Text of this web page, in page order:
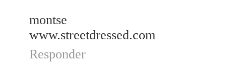
montse
www.streetdressed.com
Responder